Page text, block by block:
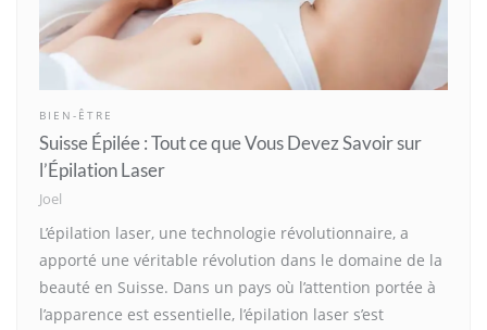
BIEN-ÊTRE
Suisse Épilée : Tout ce que Vous Devez Savoir sur
l’Épilation Laser
Joel
L’épilation laser, une technologie révolutionnaire, a
apporté une véritable révolution dans le domaine de la
beauté en Suisse. Dans un pays où l’attention portée à
l’apparence est essentielle, l’épilation laser s’est